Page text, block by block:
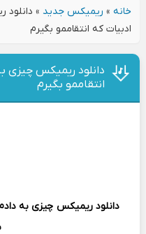
خانه» ریمیکس جدید » دانلود
ادبیات که انتقاممو بگیرم
دانلود ریمیکس چیزی
انتقاممو بگیرم
دانلود ریمیکس چیزی به